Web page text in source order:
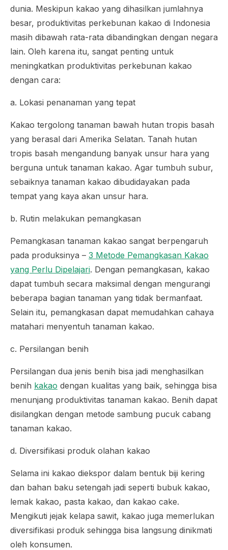
dunia. Meskipun kakao yang dihasilkan jumlahnya
besar, produktivitas perkebunan kakao di Indonesia
masih dibawah rata-rata dibandingkan dengan negara
lain. Oleh karena itu, sangat penting untuk
meningkatkan produktivitas perkebunan kakao
dengan cara:
a. Lokasi penanaman yang tepat
Kakao tergolong tanaman bawah hutan tropis basah
yang berasal dari Amerika Selatan. Tanah hutan
tropis basah mengandung banyak unsur hara yang
berguna untuk tanaman kakao. Agar tumbuh subur,
sebaiknya tanaman kakao dibudidayakan pada
tempat yang kaya akan unsur hara.
b. Rutin melakukan pemangkasan
Pemangkasan tanaman kakao sangat berpengaruh
pada produksinya – 3 Metode Pemangkasan Kakao
yang Perlu Dipelajari. Dengan pemangkasan, kakao
dapat tumbuh secara maksimal dengan mengurangi
beberapa bagian tanaman yang tidak bermanfaat.
Selain itu, pemangkasan dapat memudahkan cahaya
matahari menyentuh tanaman kakao.
c. Persilangan benih
Persilangan dua jenis benih bisa jadi menghasilkan
benih kakao dengan kualitas yang baik, sehingga bisa
menunjang produktivitas tanaman kakao. Benih dapat
disilangkan dengan metode sambung pucuk cabang
tanaman kakao.
d. Diversifikasi produk olahan kakao
Selama ini kakao diekspor dalam bentuk biji kering
dan bahan baku setengah jadi seperti bubuk kakao,
lemak kakao, pasta kakao, dan kakao cake.
Mengikuti jejak kelapa sawit, kakao juga memerlukan
diversifikasi produk sehingga bisa langsung dinikmati
oleh konsumen.